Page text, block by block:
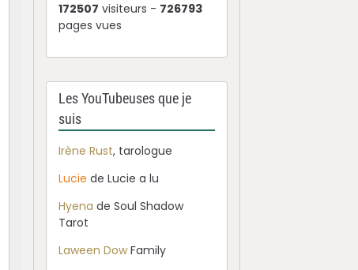
172507 visiteurs - 726793
pages vues
Les YouTubeuses que je
suis
Irène Rust, tarologue
Luciede Lucie a lu
Hyena de Soul Shadow
Tarot
Laween DowFamily